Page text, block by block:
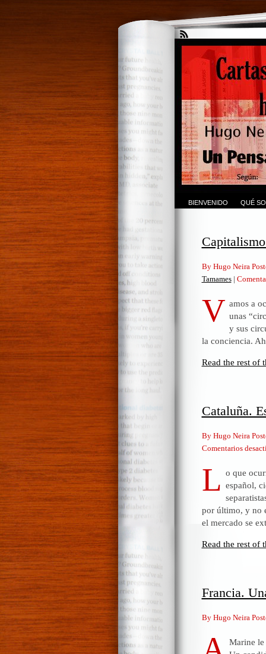
BIENVENIDO QUÉ
By Hugo Neira
Tamames |
V amos a
unas
y sus
la conciencia.
Read the rest of
Cataluña.
By Hugo Neira
Comentarios
L o que
español,
por último, y no
el mercado se
Read the rest of
Francia.
By Hugo Neira
Marine le